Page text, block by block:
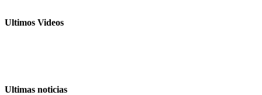
Ultimos Videos
Ultimas noticias